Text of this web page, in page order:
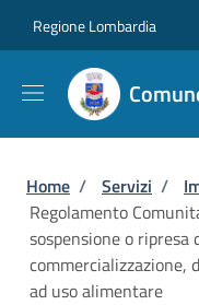
Regione Lombardia
Briciole di
Home / Servizi /
Regolamento
sospensione o
commercializzazione,
ad uso alimentare